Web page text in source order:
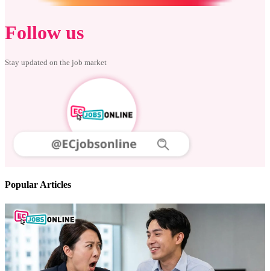
Follow us
Stay updated on the job market
Popular Articles